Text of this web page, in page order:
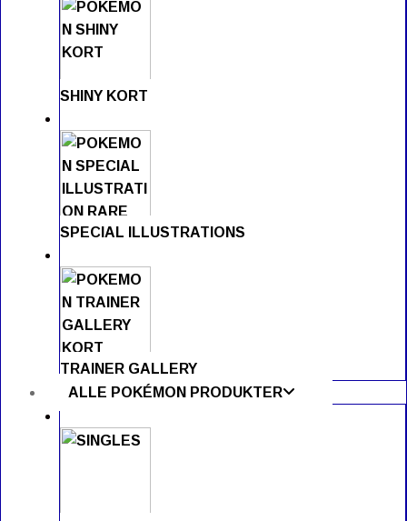
SHINY KORT
SPECIAL ILLUSTRATIONS
TRAINER GALLERY
ALLE POKÉMON PRODUKTER